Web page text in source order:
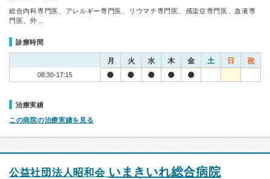
総合内科専門医、アレルギー専門医、リウマチ専門医、感染症専門医、血液専
門医、外…
診療時間
月 火 水 木 金 土 日 祝
08:30-17:15
治療実績
この病院の治療実績を見る
公益社団法人昭和会 いまきいれ総合病院